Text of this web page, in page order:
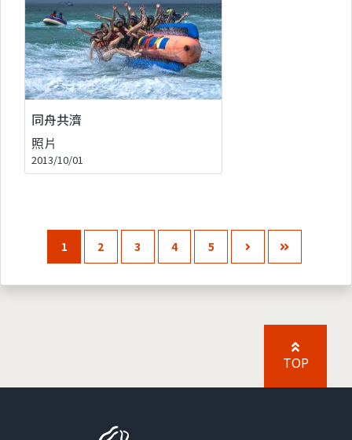
同舟共濟
照片
2013/10/01
1 2 3 4 5
TOP